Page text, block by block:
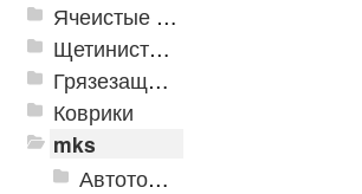
Ячеистые грязезащитные покрытия
Щетинистые покрытия
Грязезащитные, влаговпитывающие покрытия
Коврики
mks
Автотовары